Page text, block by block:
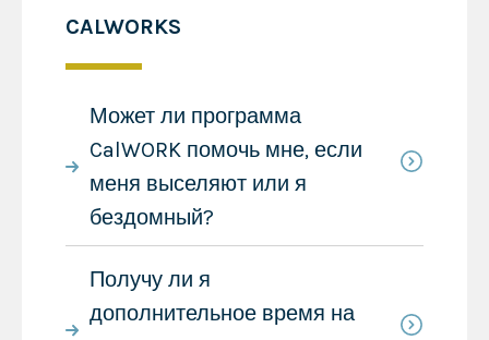
CALWORKS
Может ли программа
CalWORK помочь мне, если
меня выселяют или я
бездомный?
Получу ли я
дополнительное время на